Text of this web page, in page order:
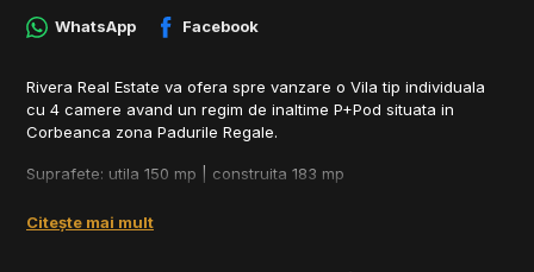
WhatsApp Facebook
Rivera Real Estate va ofera spre vanzare o Vila tip individuala
cu 4 camere avand un regim de inaltime P+Pod situata in
Corbeanca zona Padurile Regale.
Suprafete: utila 150 mp | construita 183 mp
Teren 680 mp | Curte libera 580 mp
Citește mai mult